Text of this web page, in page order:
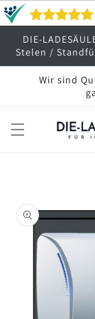
Direkt
zum
Inhalt
DIE-
Stelen /
Wir sind